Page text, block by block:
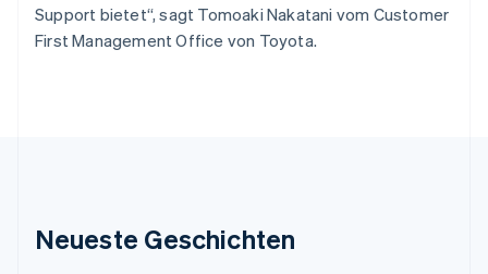
Support bietet“, sagt Tomoaki Nakatani vom Customer
First Management Office von Toyota.
Neueste Geschichten
English
Italien
English